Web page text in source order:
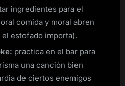
ingredientes para el
comida y moral abren
estofado importa).
practica en el bar para
una canción bien
de ciertos enemigos